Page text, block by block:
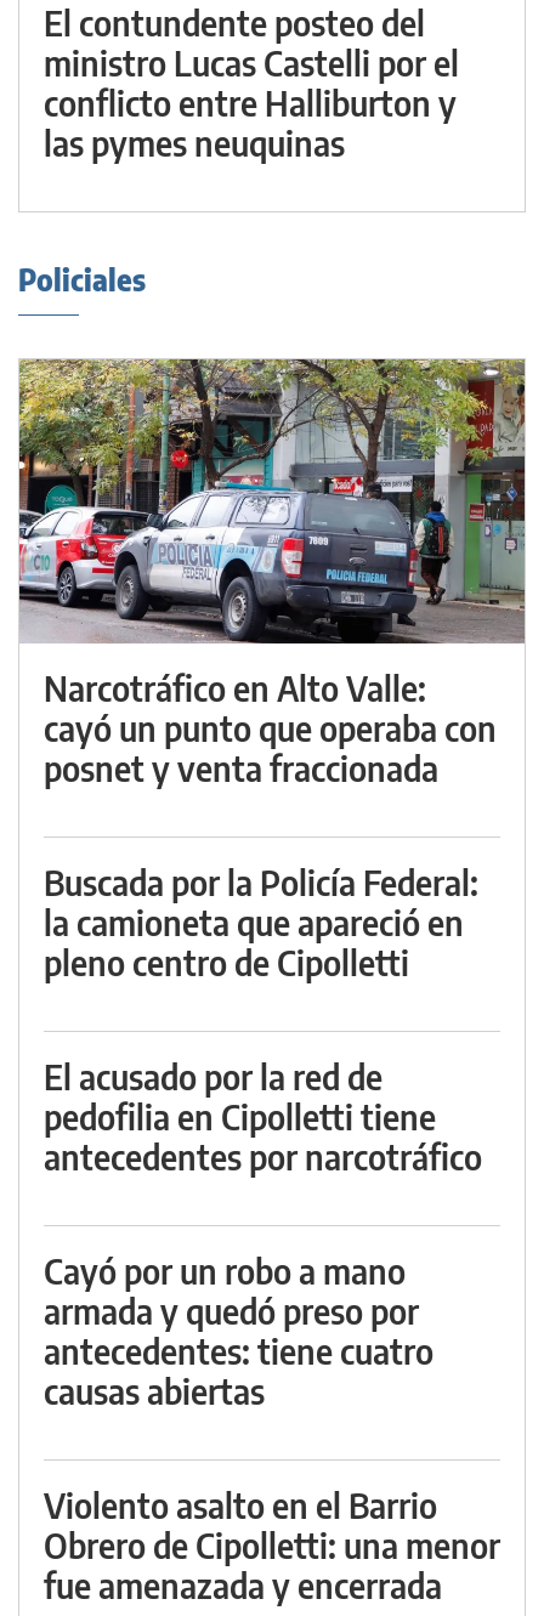
El contundente posteo del
ministro Lucas Castelli por el
conflicto entre Halliburton y
las pymes neuquinas
Policiales
Narcotráfico en Alto Valle:
cayó un punto que operaba con
posnet y venta fraccionada
Buscada por la Policía Federal:
la camioneta que apareció en
pleno centro de Cipolletti
El acusado por la red de
pedofilia en Cipolletti tiene
antecedentes por narcotráfico
Cayó por un robo a mano
armada y quedó preso por
antecedentes: tiene cuatro
causas abiertas
Violento asalto en el Barrio
Obrero de Cipolletti: una menor
fue amenazada y encerrada